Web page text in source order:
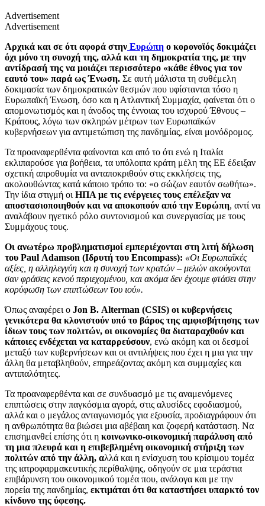
Advertisement
Advertisement
Αρχικά και σε ότι αφορά στην Ευρώπη ο κορονοϊός δοκιμάζει
όχι μόνο τη συνοχή της, αλλά και τη δημοκρατία της, με την
αντίδρασή της να μοιάζει περισσότερο «κάθε έθνος για τον
εαυτό του» παρά ως Ένωση. Σε αυτή μάλιστα τη συθέμελη
δοκιμασία των δημοκρατικών θεσμών που υφίστανται τόσο η
Ευρωπαϊκή Ένωση, όσο και η Ατλαντική Συμμαχία, φαίνεται ότι ο
απομονωτισμός και η άνοδος της έννοιας του ισχυρού Έθνους –
Κράτους, λόγω των σκληρών μέτρων των Ευρωπαϊκών
κυβερνήσεων για αντιμετώπιση της πανδημίας, είναι μονόδρομος.
Τα προαναφερθέντα φαίνονται και από το ότι ενώ η Ιταλία
εκλιπαρούσε για βοήθεια, τα υπόλοιπα κράτη μέλη της ΕΕ έδειξαν
σχετική απροθυμία να ανταποκριθούν στις εκκλήσεις της,
ακολουθώντας κατά κάποιο τρόπο το: «ο σώζων εαυτόν σωθήτω».
Την ίδια στιγμή οι ΗΠΑ με τις ενέργειες τους επέλεξαν να
αποστασιοποιηθούν και να αποκοπούν από την Ευρώπη, αντί να
αναλάβουν ηγετικό ρόλο συντονισμού και συνεργασίας με τους
Συμμάχους τους.
Οι ανωτέρω προβληματισμοί εμπεριέχονται στη λιτή δήλωση
του Paul Adamson (Ιδρυτή του Encompass): «Οι Ευρωπαϊκές
αξίες, η αλληλεγγύη και η συνοχή των κρατών – μελών ακούγονται
σαν φράσεις κενού περιεχομένου, και ακόμα δεν έχουμε φτάσει στην
κορύφωση των επιπτώσεων του ιού».
Όπως αναφέρει ο Jon B. Alterman (CSIS) οι κυβερνήσεις
γενικότερα θα κλονιστούν υπό το βάρος της αμφισβήτησης των
ίδιων τους των πολιτών, οι οικονομίες θα διαταραχθούν και
κάποιες ενδέχεται να καταρρεύσουν, ενώ ακόμη και οι δεσμοί
μεταξύ των κυβερνήσεων και οι αντιλήψεις που έχει η μια για την
άλλη θα μεταβληθούν, επηρεάζοντας ακόμη και συμμαχίες και
αντιπαλότητες.
Τα προαναφερθέντα και σε συνδυασμό με τις αναμενόμενες
επιπτώσεις στην παγκόσμια αγορά, στις αλυσίδες εφοδιασμού,
αλλά και ο μεγάλος ανταγωνισμός για εξουσία, προδιαγράφουν ότι
η ανθρωπότητα θα βιώσει μια αβέβαιη και ζοφερή κατάσταση. Να
επισημανθεί επίσης ότι η κοινωνικο-οικονομική παράλυση από
τη μια πλευρά και η επιβεβλημένη οικονομική στήριξη των
πολιτών από την άλλη, αλλά και η ενίσχυση του κρίσιμου τομέα
της ιατροφαρμακευτικής περίθαλψης, οδηγούν σε μια τεράστια
επιβάρυνση του οικονομικού τομέα που, ανάλογα και με την
πορεία της πανδημίας, εκτιμάται ότι θα καταστήσει υπαρκτό τον
κίνδυνο της ύφεσης.